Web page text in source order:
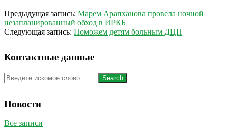
2014-
09-
11
Предыдущая запись: Марем Арапханова провела ночной
незапланированный обход в ИРКБ
Следующая запись: Поможем детям больным ДЦП
Контактные данные
Search
Новости
Все записи